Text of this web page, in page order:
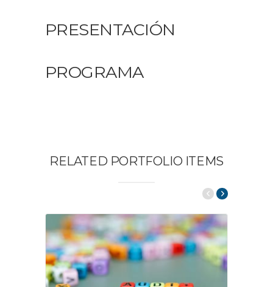
PRESENTACIÓN
PROGRAMA
RELATED PORTFOLIO ITEMS